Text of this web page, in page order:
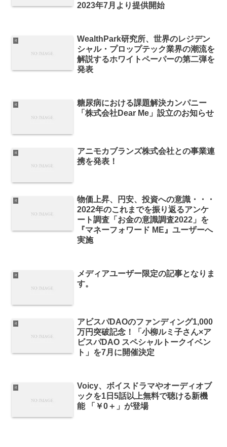
2023年7月より提供開始
it
WealthPark研究所、世界のレジデン
シャル・プロップテック業界の潮流を
解説するホワイトペーパーの第二弾を
発表
it
糖尿病における課題解決カンパニー
「株式会社Dear Me」設立のお知らせ
it
アニモカブランズ株式会社との事業連
携を発表！
it
物価上昇、円安、投資への意識・・・
2022年のこれまでを振り返るアンケ
ート調査「お金の意識調査2022」を
『マネーフォワード ME』ユーザーへ
実施
it
メディアユーザー限定の記事となりま
す。
it
アビスパDAOのファンディング1,000
万円突破記念！「小柳ルミ子さん×ア
ビスパDAO スペシャルトークイベン
ト」を7月に開催決定
it
Voicy、ボイスドラマやオーディオブ
ックを1日5話以上無料で聴ける新機
能 「￥0＋」が登場